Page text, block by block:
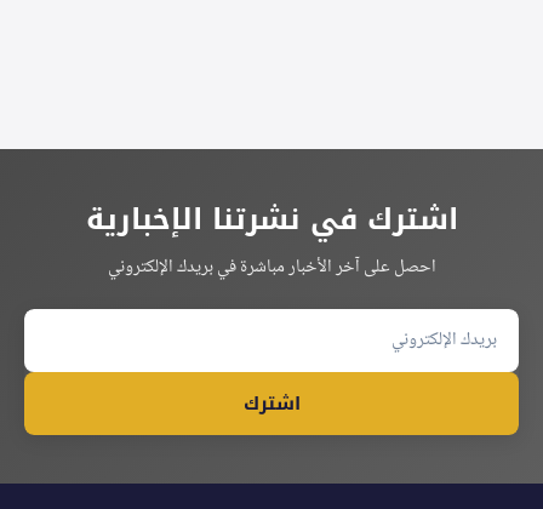
اشترك في نشرتنا الإخبارية
احصل على آخر الأخبار مباشرة في بريدك الإلكتروني
اشترك